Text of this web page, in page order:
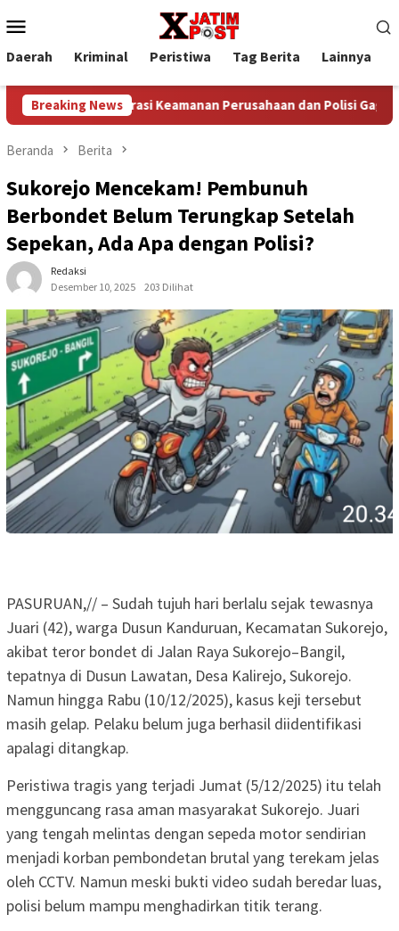
ke
kontenMobile
Daerah Kriminal Peristiwa Tag Berita Lainnya
Breaking News
Kolaborasi Keamanan Perusahaan dan Polisi Gagalkan
Beranda Berita
Sukorejo Mencekam! Pembunuh
Berbondet Belum Terungkap Setelah
Sepekan, Ada Apa dengan Polisi?
Redaksi
Desember 10, 2025
203 Dilihat
PASURUAN,// – Sudah tujuh hari berlalu sejak tewasnya
Juari (42), warga Dusun Kanduruan, Kecamatan Sukorejo,
akibat teror bondet di Jalan Raya Sukorejo–Bangil,
tepatnya di Dusun Lawatan, Desa Kalirejo, Sukorejo.
Namun hingga Rabu (10/12/2025), kasus keji tersebut
masih gelap. Pelaku belum juga berhasil diidentifikasi
apalagi ditangkap.
Peristiwa tragis yang terjadi Jumat (5/12/2025) itu telah
mengguncang rasa aman masyarakat Sukorejo. Juari
yang tengah melintas dengan sepeda motor sendirian
menjadi korban pembondetan brutal yang terekam jelas
oleh CCTV. Namun meski bukti video sudah beredar luas,
polisi belum mampu menghadirkan titik terang.